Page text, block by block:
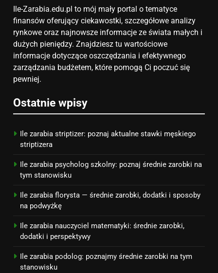
ZAROBKI
7
Jak przygotować się finansowo
na narodziny dziecka: ile to
kosztuje i jak zaplanować
PORADY
Netflix tagger — czym jest,
PRACA
Ile-Zarabia.edu.pl to mój mały portal o tematyce
finansów oferujący ciekawostki, szczegółowe analizy
rynkowe oraz najnowsze informacje ze świata małych i
dużych pieniędzy. Znajdziesz tu wartościowe
informacje dotyczące oszczędzania i efektywnego
zarządzania budżetem, które pomogą Ci poczuć się
pewniej.
Ostatnie wpisy
Ile zarabia striptizer: poznaj aktualne stawki męskiego
striptizera
Ile zarabia psycholog szkolny: poznaj średnie zarobki na
tym stanowisku
Ile zarabia florysta — średnie zarobki, dodatki i sposoby
na podwyżkę
Ile zarabia nauczyciel matematyki: średnie zarobki,
dodatki i perspektywy
Ile zarabia podolog: poznajmy średnie zarobki na tym
stanowisku